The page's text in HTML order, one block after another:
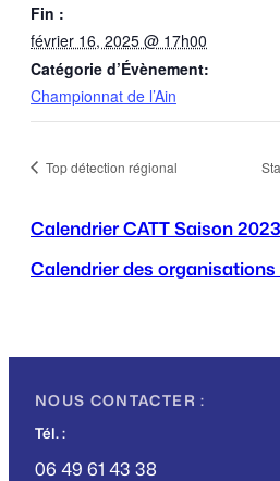
Fin :
février 16, 2025 @ 17h00
Catégorie d’Évènement:
Championnat de l’Ain
Top détection régional
Calendrier CATT Saison
Calendrier des organisations
NOUS CONTACTER :
Tél. :
06 49 61 43 38